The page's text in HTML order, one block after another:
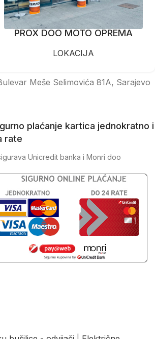
PROX DOO MOTO OPREMA
LOKACIJA
Meše Selimovića 81A, Sarajevo
plaćanje kartica jednokratno i
rate
Unicredit banka i Monri doo